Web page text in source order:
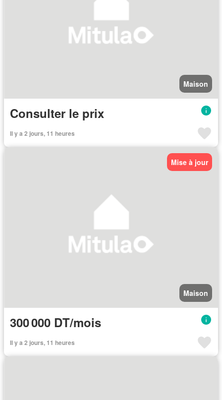
Maison
Consulter le prix
Il y a 2 jours, 11 heures
Mise à jour
Maison
300 000 DT/mois
Il y a 2 jours, 11 heures